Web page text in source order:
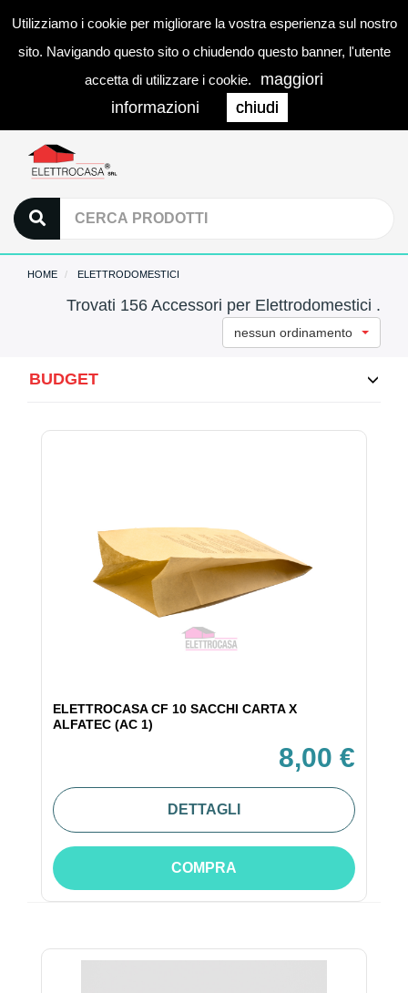
Utilizziamo i cookie per migliorare la vostra esperienza sul nostro
sito. Navigando questo sito o chiudendo questo banner, l'utente
accetta di utilizzare i cookie.
maggiori
informazioni
chiudi
0
HOME ELETTRODOMESTICI
Trovati 156 Accessori per Elettrodomestici .
nessun ordinamento
BUDGET
ELETTROCASA CF 10 SACCHI CARTA X
ALFATEC (AC 1)
8,00 €
DETTAGLI
COMPRA